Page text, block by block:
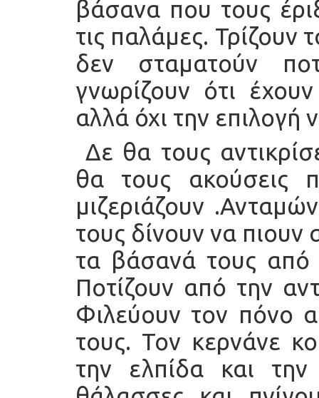
βάσανα που τους
τις παλάμες. Τρίζουν
δεν σταματούν
γνωρίζουν ότι
αλλά όχι την επιλογή
Δε θα τους
θα τους ακούσεις
μιζεριάζουν
τους δίνουν να
τα βάσανά τους από
Ποτίζουν από την
Φιλεύουν τον πόνο
τους. Τον κερνάνε
την ελπίδα και την